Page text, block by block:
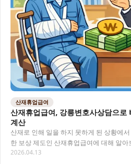
산재휴업급여
산재휴업급여, 강릉변호사상담으로
계산
산재로 인해 일을 하지 못하게 된 상황에
한 보상 제도인 산재휴업급여에 대해 알
재해로 경제적 어려움을 겪고 계시다면, 휴
2026.04.13